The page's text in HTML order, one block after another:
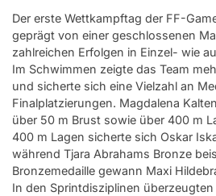
Der erste Wettkampftag der FF-
geprägt von einer geschlossenen
zahlreichen Erfolgen in Einzel- wie
Im Schwimmen zeigte das Team
und sicherte sich eine Vielzahl an
Finalplatzierungen. Magdalena
über 50 m Brust sowie über 400 m
400 m Lagen sicherte sich Oskar
während Tjara Abrahams Bronze
Bronzemedaille gewann Maxi
In den Sprintdisziplinen